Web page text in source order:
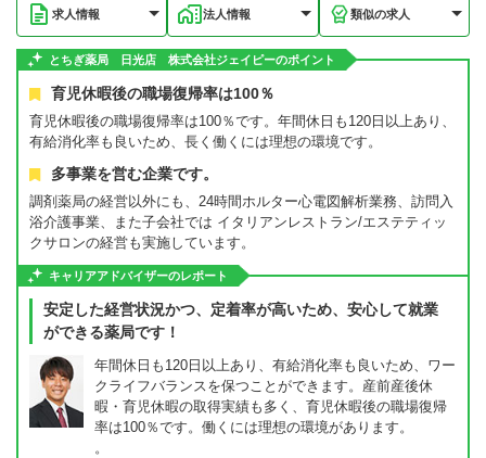
求人情報 法人情報 類似の求人
とちぎ薬局 日光店 株式会社ジェイピーのポイント
育児休暇後の職場復帰率は100％
育児休暇後の職場復帰率は100％です。年間休日も120日以上あり、
有給消化率も良いため、長く働くには理想の環境です。
多事業を営む企業です。
調剤薬局の経営以外にも、24時間ホルター心電図解析業務、訪問入
浴介護事業、また子会社では イタリアンレストラン/エステティッ
クサロンの経営も実施しています。
キャリアアドバイザーのレポート
安定した経営状況かつ、定着率が高いため、安心して就業
ができる薬局です！
年間休日も120日以上あり、有給消化率も良いため、ワー
クライフバランスを保つことができます。産前産後休
暇・育児休暇の取得実績も多く、育児休暇後の職場復帰
率は100％です。働くには理想の環境があります。
。